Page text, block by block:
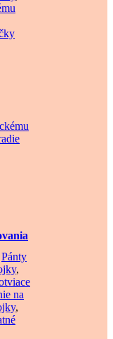
Pánty
,
na
,